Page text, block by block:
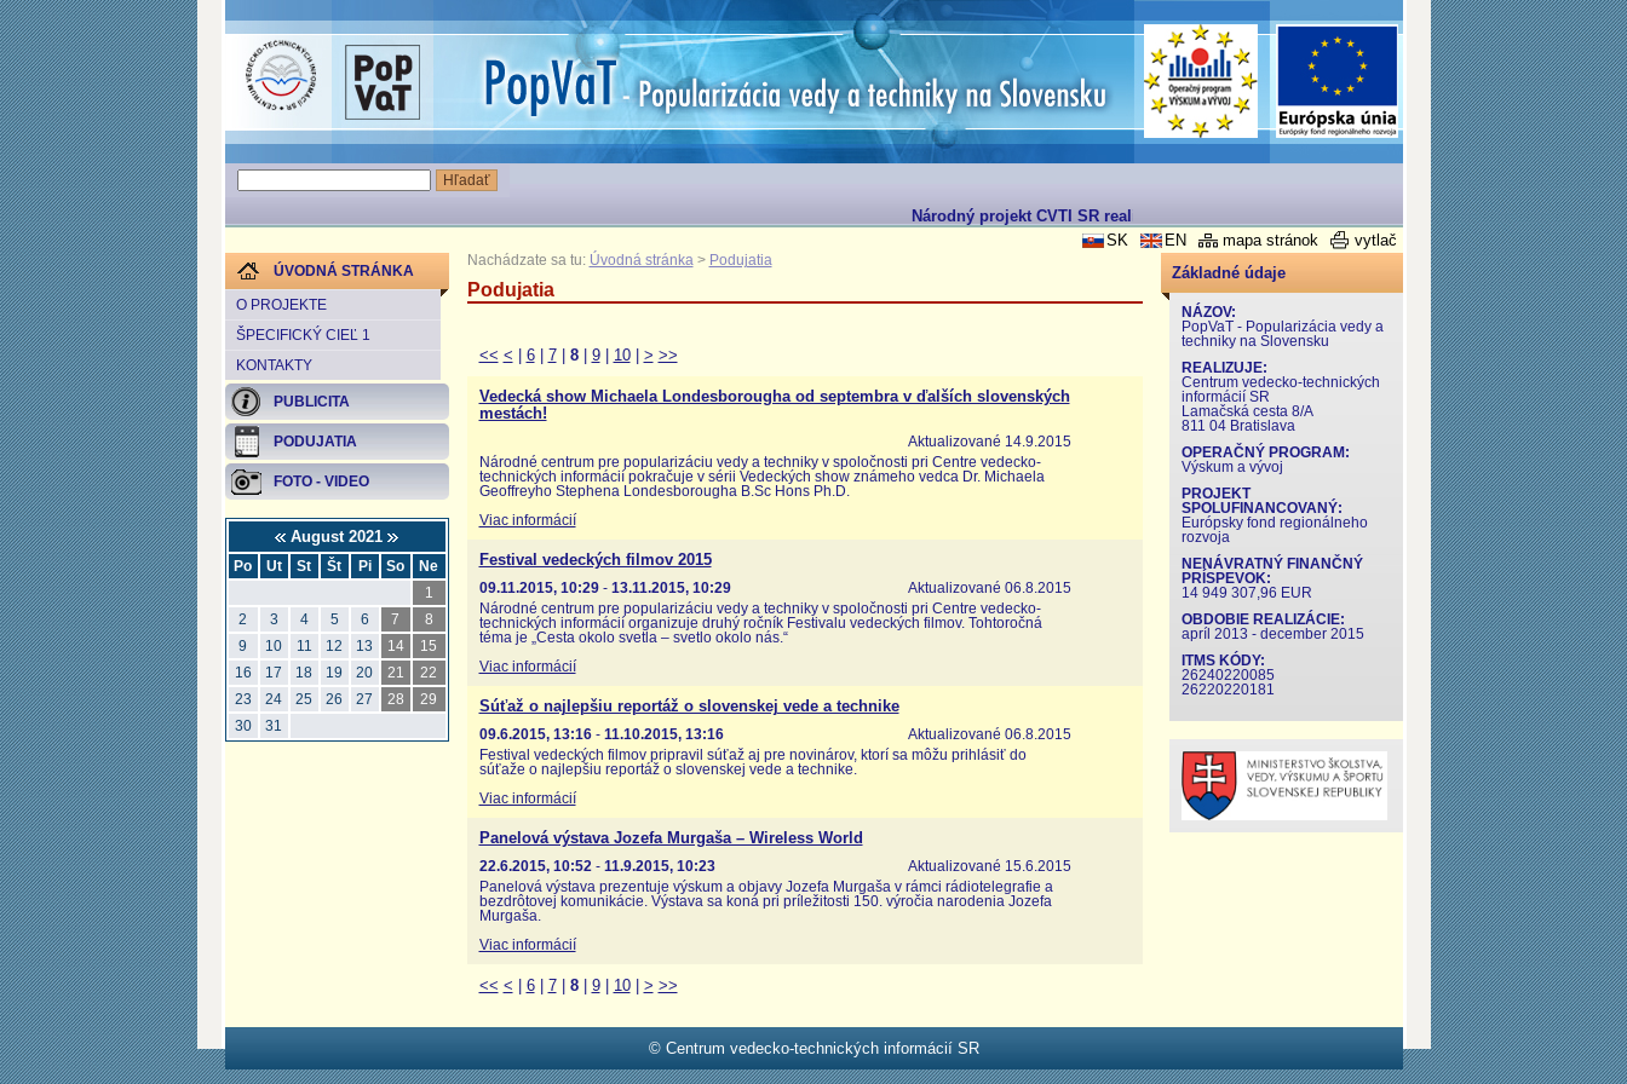
Národný projekt CVTI SR realizovaný v rámci Operačného programu Výskum a Vývoj
vytlač
mapa stránok
EN
SK
ÚVODNÁ STRÁNKA
O PROJEKTE
ŠPECIFICKÝ CIEĽ 1
KONTAKTY
PUBLICITA
PODUJATIA
FOTO - VIDEO
August 2021
Po Ut St Št Pi So
Ne
1
2
3 4 5 6 7
8
9
10 11 12 13 14
15
16
17 18 19 20 21
22
23
24 25 26 27 28
29
30
31
Nachádzate sa tu: Úvodná stránka > Podujatia
Podujatia
<< < 6| 7| 8| 9| 10| > >>
Vedecká show Michaela Londesborougha od septembra v ďalších slovenských
mestách!
Aktualizované 14.9.2015
Národné centrum pre popularizáciu vedy a techniky v spoločnosti pri Centre vedecko-
technických informácií pokračuje v sérii Vedeckých show známeho vedca Dr. Michaela
Geoffreyho Stephena Londesborougha B.Sc Hons Ph.D.
Viac informácií
Festival vedeckých filmov 2015
Aktualizované 06.8.2015
09.11.2015, 10:29- 13.11.2015, 10:29
Národné centrum pre popularizáciu vedy a techniky v spoločnosti pri Centre vedecko-
technických informácií organizuje druhý ročník Festivalu vedeckých filmov. Tohtoročná
téma je „Cesta okolo svetla – svetlo okolo nás.“
Viac informácií
Súťaž o najlepšiu reportáž o slovenskej vede a technike
Aktualizované 06.8.2015
09.6.2015, 13:16- 11.10.2015, 13:16
Festival vedeckých filmov pripravil súťaž aj pre novinárov, ktorí sa môžu prihlásiť do
súťaže o najlepšiu reportáž o slovenskej vede a technike.
Viac informácií
Panelová výstava Jozefa Murgaša – Wireless World
Aktualizované 15.6.2015
22.6.2015, 10:52 - 11.9.2015, 10:23
Panelová výstava prezentuje výskum a objavy Jozefa Murgaša v rámci rádiotelegrafie a
bezdrôtovej komunikácie. Výstava sa koná pri príležitosti 150. výročia narodenia Jozefa
Murgaša.
Viac informácií
<< < 6| 7| 8| 9| 10| > >>
Základné údaje
NÁZOV:
PopVaT - Popularizácia vedy a
techniky na Slovensku
REALIZUJE:
Centrum vedecko-technických
informácií SR
Lamačská cesta 8/A
811 04 Bratislava
OPERAČNÝ PROGRAM:
Výskum a vývoj
PROJEKT
SPOLUFINANCOVANÝ:
Európsky fond regionálneho
rozvoja
NENÁVRATNÝ FINANČNÝ
PRÍSPEVOK:
14 949 307,96 EUR
OBDOBIE REALIZÁCIE:
apríl 2013 - december 2015
ITMS KÓDY:
26240220085
26220220181
© Centrum vedecko-technických informácií SR